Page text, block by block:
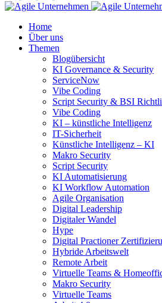
">
Home
Über uns
Themen
Blogübersicht
KI Governance & Security
ServiceNow
Vibe Coding
Script Security & BSI
Vibe Coding
KI – künstliche Intelligenz
IT-Sicherheit
Künstliche Intelligenz – KI
Makro Security
Script Security
KI Automatisierung
KI Workflow Automation
Agile Organisation
Digital Leadership
Digitaler Wandel
Hype
Digital Practioner
Hybride Arbeitswelt
Remote Arbeit
Virtuelle Teams &
Makro Security
Virtuelle Teams